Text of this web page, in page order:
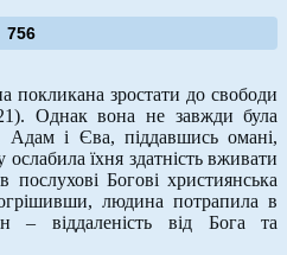
756
зростати до свободи
Однак вона не завжди була
і Єва, піддавшись омані,
їхня здатність вживати
Богові християнська
людина потрапила в
– віддаленість від Бога та